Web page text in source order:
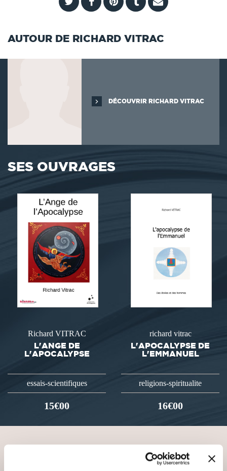
AUTOUR DE RICHARD VITRAC
DÉCOUVRIR RICHARD VITRAC
SES OUVRAGES
Richard VITRAC
L'ANGE DE
L'APOCALYPSE
essais-scientifiques
15€00
richard vitrac
L'APOCALYPSE DE
L'EMMANUEL
religions-spiritualite
16€00
VOUS AIMEREZ AUSSI